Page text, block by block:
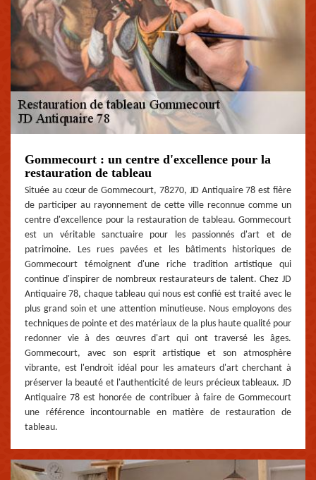
Gommecourt : un centre d'excellence pour la
restauration de tableau
Située au cœur de Gommecourt, 78270, JD Antiquaire 78 est fière
de participer au rayonnement de cette ville reconnue comme un
centre d'excellence pour la restauration de tableau. Gommecourt
est un véritable sanctuaire pour les passionnés d'art et de
patrimoine. Les rues pavées et les bâtiments historiques de
Gommecourt témoignent d'une riche tradition artistique qui
continue d'inspirer de nombreux restaurateurs de talent. Chez JD
Antiquaire 78, chaque tableau qui nous est confié est traité avec le
plus grand soin et une attention minutieuse. Nous employons des
techniques de pointe et des matériaux de la plus haute qualité pour
redonner vie à des œuvres d'art qui ont traversé les âges.
Gommecourt, avec son esprit artistique et son atmosphère
vibrante, est l'endroit idéal pour les amateurs d'art cherchant à
préserver la beauté et l'authenticité de leurs précieux tableaux. JD
Antiquaire 78 est honorée de contribuer à faire de Gommecourt
une référence incontournable en matière de restauration de
tableau.